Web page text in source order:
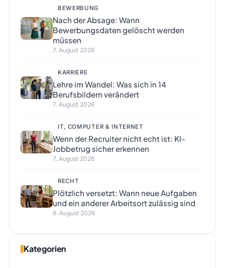
BEWERBUNG
Nach der Absage: Wann
Bewerbungsdaten gelöscht werden
müssen
7. August 2026
KARRIERE
Lehre im Wandel: Was sich in 14
Berufsbildern verändert
7. August 2026
IT, COMPUTER & INTERNET
Wenn der Recruiter nicht echt ist: KI-
Jobbetrug sicher erkennen
7. August 2026
RECHT
Plötzlich versetzt: Wann neue Aufgaben
und ein anderer Arbeitsort zulässig sind
6. August 2026
Kategorien